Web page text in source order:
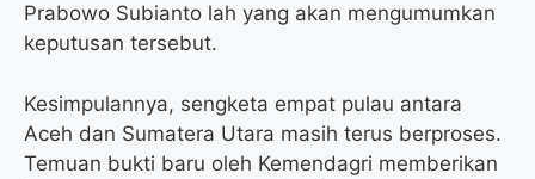
Prabowo Subianto lah yang akan mengumumkan
keputusan tersebut.
Kesimpulannya, sengketa empat pulau antara
Aceh dan Sumatera Utara masih terus berproses.
Temuan bukti baru oleh Kemendagri memberikan